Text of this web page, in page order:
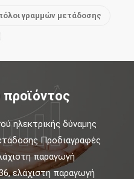
γραμμών μετάδοσης
ηλεκτρικής δύναμης
Προδιαγραφές
παραγωγή
ελάχιστη παραγωγή